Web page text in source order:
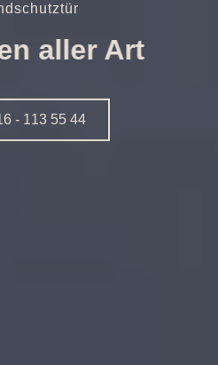
aller Art
- 113 55 44